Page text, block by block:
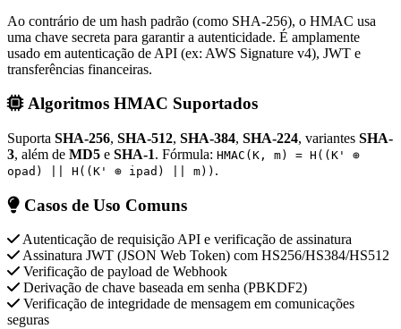
Ao contrário de um hash padrão (como SHA-256), o HMAC usa
uma chave secreta para garantir a autenticidade. É amplamente
usado em autenticação de API (ex: AWS Signature v4), JWT e
transferências financeiras.
Algoritmos HMAC Suportados
Suporta SHA-256, SHA-512, SHA-384, SHA-224, variantes SHA-
3, além de MD5 e SHA-1. Fórmula: HMAC(K, m) = H((K' ⊕
opad) || H((K' ⊕ ipad) || m)) .
Casos de Uso Comuns
Autenticação de requisição API e verificação de assinatura
Assinatura JWT (JSON Web Token) com HS256/HS384/HS512
Verificação de payload de Webhook
Derivação de chave baseada em senha (PBKDF2)
Verificação de integridade de mensagem em comunicações
seguras